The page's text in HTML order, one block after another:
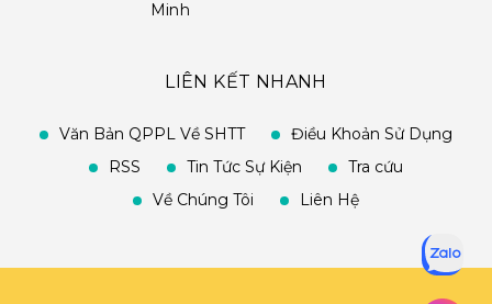
Minh
LIÊN KẾT NHANH
Văn Bản QPPL Về SHTT
Điều Khoản Sử Dụng
RSS
Tin Tức Sự Kiện
Tra cứu
Về Chúng Tôi
Liên Hệ